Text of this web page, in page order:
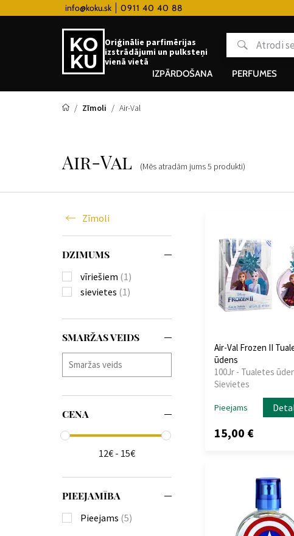
info@koku.sk 0911 40 40 88Lojalitātes programma
Oriģinālie parfimērijas
izstrādājumi un pulksteņi
vienā vietā
IZPĀRDOŠANA
PERFUMES
Zīmoli Air-Val
Air-Val (Mēs atradām jums5 produkti)
Zīmoli
DZIMUMS
vīriešiem (1)
sievietes (1)
SMARŽAS VEIDS
CENA
12€ - 15€
PIEEJAMĪBA
Pieejams (5)
Air-Val Frozen II
ūdens
100Jr - Tualetes
Sievietes
Pieejams
15,00 €